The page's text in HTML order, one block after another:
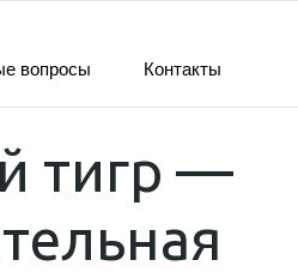
вопросы Контакты
тигр —